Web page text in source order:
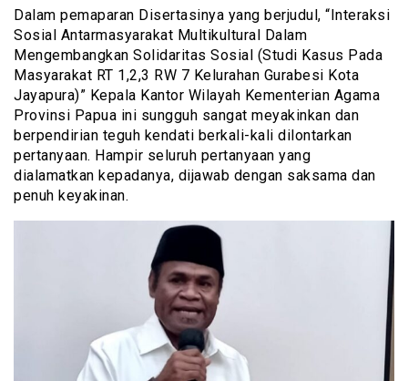
Dalam pemaparan Disertasinya yang berjudul, “Interaksi
Sosial Antarmasyarakat Multikultural Dalam
Mengembangkan Solidaritas Sosial (Studi Kasus Pada
Masyarakat RT 1,2,3 RW 7 Kelurahan Gurabesi Kota
Jayapura)” Kepala Kantor Wilayah Kementerian Agama
Provinsi Papua ini sungguh sangat meyakinkan dan
berpendirian teguh kendati berkali-kali dilontarkan
pertanyaan. Hampir seluruh pertanyaan yang
dialamatkan kepadanya, dijawab dengan saksama dan
penuh keyakinan.